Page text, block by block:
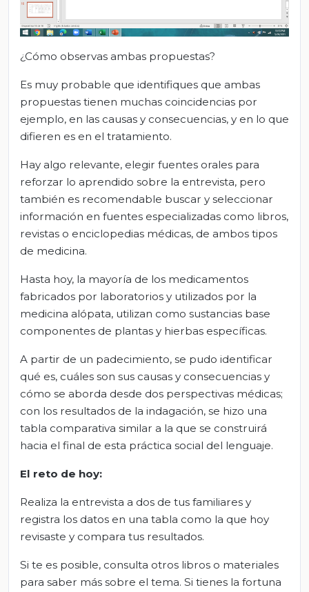
¿Cómo observas ambas propuestas?
Es muy probable que identifiques que ambas
propuestas tienen muchas coincidencias por
ejemplo, en las causas y consecuencias, y en lo que
difieren es en el tratamiento.
Hay algo relevante, elegir fuentes orales para
reforzar lo aprendido sobre la entrevista, pero
también es recomendable buscar y seleccionar
información en fuentes especializadas como libros,
revistas o enciclopedias médicas, de ambos tipos
de medicina.
Hasta hoy, la mayoría de los medicamentos
fabricados por laboratorios y utilizados por la
medicina alópata, utilizan como sustancias base
componentes de plantas y hierbas específicas.
A partir de un padecimiento, se pudo identificar
qué es, cuáles son sus causas y consecuencias y
cómo se aborda desde dos perspectivas médicas;
con los resultados de la indagación, se hizo una
tabla comparativa similar a la que se construirá
hacia el final de esta práctica social del lenguaje.
El reto de hoy:
Realiza la entrevista a dos de tus familiares y
registra los datos en una tabla como la que hoy
revisaste y compara tus resultados.
Si te es posible, consulta otros libros o materiales
para saber más sobre el tema. Si tienes la fortuna